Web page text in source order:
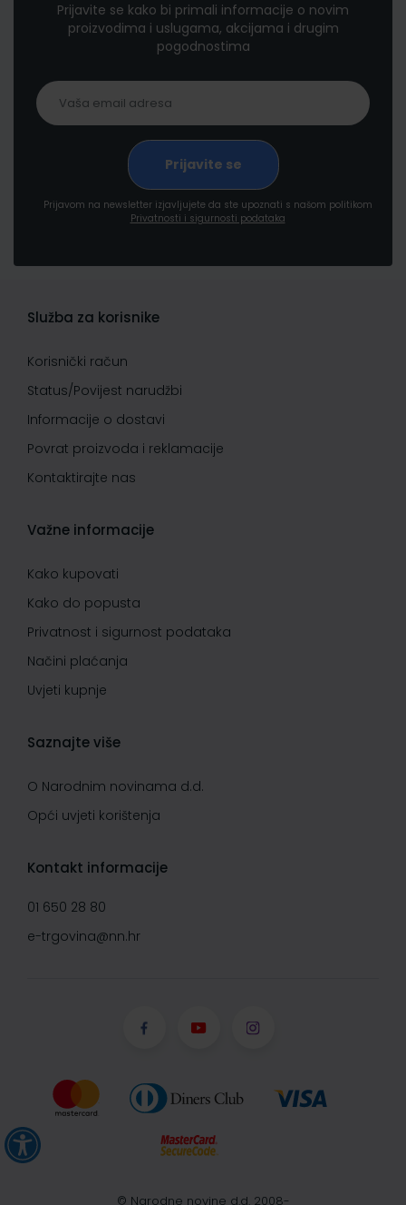
Prijavite se kako bi primali informacije o novim
proizvodima i uslugama, akcijama i drugim
pogodnostima
Prijavom na newsletter izjavljujete da ste upoznati s našom politikom
Privatnosti i sigurnosti podataka
Služba za korisnike
Korisnički račun
Status/Povijest narudžbi
Informacije o dostavi
Povrat proizvoda i reklamacije
Kontaktirajte nas
Važne informacije
Kako kupovati
Kako do popusta
Privatnost i sigurnost podataka
Načini plaćanja
Uvjeti kupnje
Saznajte više
O Narodnim novinama d.d.
Opći uvjeti korištenja
Kontakt informacije
01 650 28 80
e-trgovina@nn.hr
© Narodne novine d.d. 2008-